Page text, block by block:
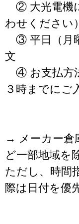
② 大光電機
わせください）
③ 平日（月
文
④ お支払方
３時までにご
→ メーカー倉
ど一部地域を
ただし、時間
際は日付を優